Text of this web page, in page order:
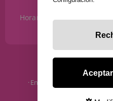
Horario de Lunes a
· Quiénes somos
· Envíos y Devoluciones